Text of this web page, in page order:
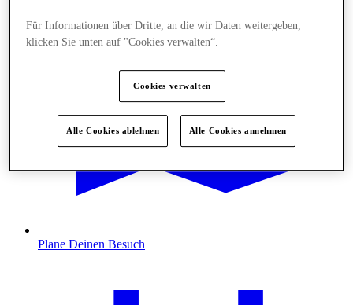
Plane Deinen Besuch
Für Informationen über Dritte, an die wir Daten weitergeben,
klicken Sie unten auf "Cookies verwalten“.
Cookies verwalten
Alle Cookies ablehnen Alle Cookies annehmen